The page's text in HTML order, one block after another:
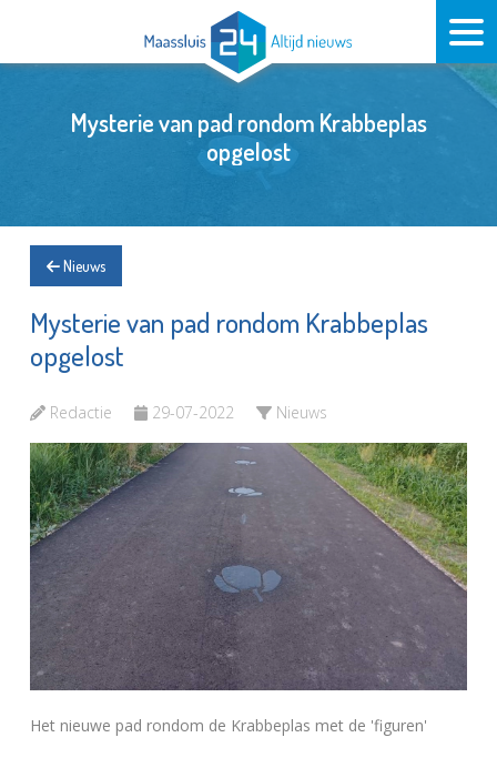
Mysterie van pad rondom Krabbeplas
opgelost
Nieuws
Mysterie van pad rondom Krabbeplas
opgelost
Redactie 29-07-2022 Nieuws
Het nieuwe pad rondom de Krabbeplas met de 'figuren'